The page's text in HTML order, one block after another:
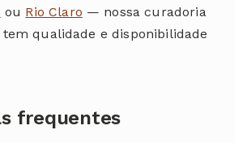
ou Rio Claro — nossa curadoria
qualidade e disponibilidade
frequentes